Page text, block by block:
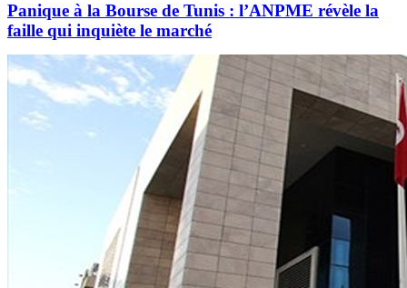
Panique à la Bourse de Tunis : l’ANPME révèle la
faille qui inquiète le marché